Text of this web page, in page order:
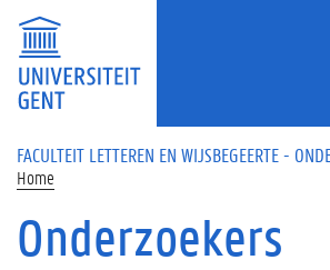
Overslaan en naar de inhoud gaan
FACULTEIT LETTEREN EN WIJSBEGEERTE -
Home
Onderzoekers